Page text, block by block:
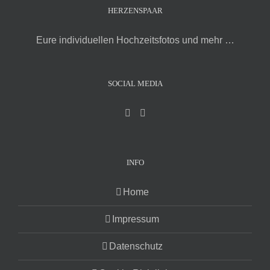
HERZENSPAAR
Eure individuellen Hochzeitsfotos und mehr …
SOCIAL MEDIA
INFO
Home
Impressum
Datenschutz